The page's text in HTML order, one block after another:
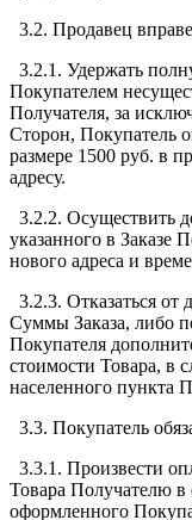
3.2. Продавец
3.2.1. Удержать
Покупателем
Получателя, за
Сторон, Покупатель
размере 1500 руб. в
адресу.
3.2.2. Осуществить
указанного в Заказе
нового адреса и
3.2.3. Отказаться от
Суммы Заказа, либо
Покупателя
стоимости Товара, в
населенного пункта
3.3. Покупатель
3.3.1. Произвести
Товара Получателю в
оформленного